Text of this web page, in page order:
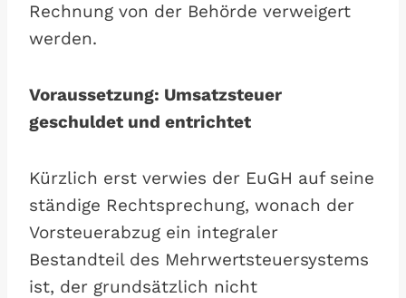
Rechnung von der Behörde verweigert
werden.
Voraussetzung: Umsatzsteuer
geschuldet und entrichtet
Kürzlich erst verwies der EuGH auf seine
ständige Rechtsprechung, wonach der
Vorsteuerabzug ein integraler
Bestandteil des Mehrwertsteuersystems
ist, der grundsätzlich nicht